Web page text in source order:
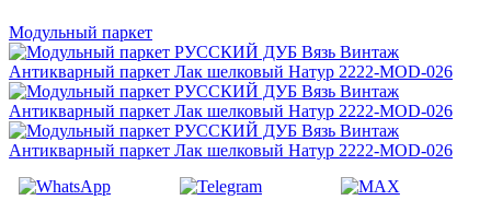
Модульный паркет